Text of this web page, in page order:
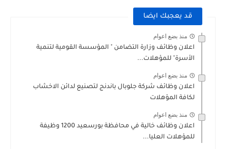
قد يعجبك ايضا
منذ بضع اعوام
اعلان وظائف وزارة التضامن " المؤسسة القومية لتنمية
الأسرة" للمؤهلات...
منذ بضع اعوام
اعلان وظائف شركة جلوبال باندنج لتصنيع لدائن الاخشاب
لكافة المؤهلات
منذ بضع اعوام
اعلان وظائف خالية في محافظة بورسعيد 1200 وظيفة
للمؤهلات العليا...